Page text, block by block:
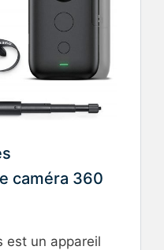
caméra 360
est un appareil